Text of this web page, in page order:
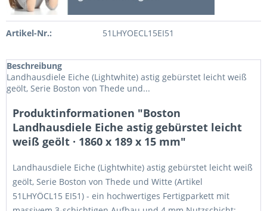
Artikel-Nr.: 51LHYOECL15EI51
Beschreibung
Landhausdiele Eiche (Lightwhite) astig gebürstet leicht weiß
geölt, Serie Boston von Thede und...
Produktinformationen "Boston
Landhausdiele Eiche astig gebürstet leicht
weiß geölt · 1860 x 189 x 15 mm"
Landhausdiele Eiche (Lightwhite) astig gebürstet leicht weiß
geölt, Serie Boston von Thede und Witte (Artikel
51LHYÖCL15 EI51) - ein hochwertiges Fertigparkett mit